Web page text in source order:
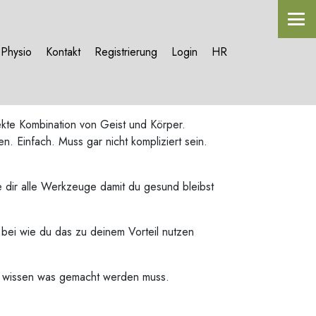
Kontakt Registrierung Login HR
Kombination von Geist und Körper.
Einfach. Muss gar nicht kompliziert sein.
alle Werkzeuge damit du gesund bleibst
wie du das zu deinem Vorteil nutzen
was gemacht werden muss.